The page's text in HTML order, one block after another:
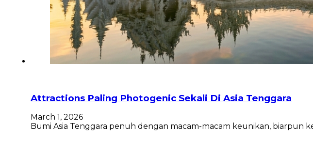
Attractions Paling Photogenic Sekali Di Asia Tenggara
March 1, 2026
Bumi Asia Tenggara penuh dengan macam-macam keunikan,